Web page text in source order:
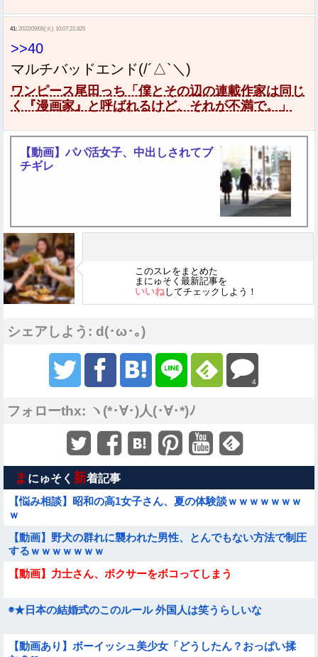
41: 2022/09/06(火) 10:07:22.825
>>40
マルチバッドエンド(/´△`＼)
ワンピース尾田っち「僕とその辺の連載作家は同じ
く『漫画家』と呼ばれるけど、それが不満で。」
【動画】パパ活女子、中出しされてブ
チギレ
このスレをまとめた
まにゅそく最新記事を
いいねしてチェックしよう！
シェアしよう: d(･ω･｡)
4
フォローthx: ヽ(*･∀･)人(･∀･*)ﾉ
ま にゅそく 新着記事
【悩み相談】昭和の高1女子さん、夏の体験談ｗｗｗｗｗｗｗ
ｗ
【動画】野犬の群れに襲われた男性、とんでもない方法で制圧
するｗｗｗｗｗｗｗ
【動画】力士さん、ボクサーをボコってしまう
◉★日本の結婚式のこのルール 外国人は笑うらしいな
【動画あり】ボーイッシュ美少女「どうしたん？おっぱい揉